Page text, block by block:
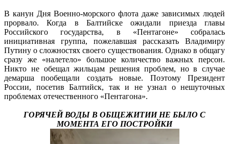
В канун Дня Военно-морского флота даже зависимых людей
прорвало. Когда в Балтийске ожидали приезда главы
Российского государства, в «Пентагоне» собралась
инициативная группа, пожелавшая рассказать Владимиру
Путину о сложностях своего существования. Однако в общагу
сразу же «налетело» большое количество важных персон.
Никто не обещал жильцам решения проблем, но в случае
демарша пообещали создать новые. Поэтому Президент
России, посетив Балтийск, так и не узнал о нешуточных
проблемах отечественного «Пентагона».
ГОРЯЧЕЙ ВОДЫ В ОБЩЕЖИТИИ НЕ БЫЛО С
МОМЕНТА ЕГО ПОСТРОЙКИ